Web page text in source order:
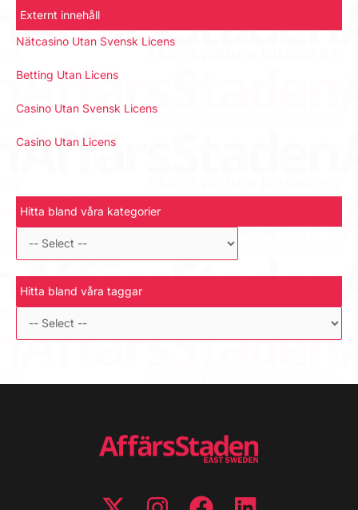
Externt innehåll
Nätcasino Utan Svensk Licens
Betting Utan Licens
Casino Utan Svensk Licens
Casino Utan Licens
Hitta bland våra kategorier
Hitta bland våra taggar